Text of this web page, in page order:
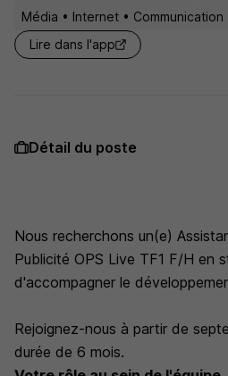
Média • Internet • Communication
Lire dans l'app
Détail du poste
Nous recherchons un(e)
Publicité OPS Live TF1 F/H en
d'accompagner le
Rejoignez-nous à partir de
durée de 6 mois.